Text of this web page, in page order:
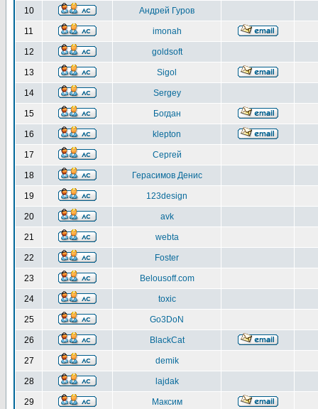
10 Андрей Гуров
11 imonah
12 goldsoft
13 Sigol
14 Sergey
15 Богдан
16 klepton
17 Сергей
18 Герасимов Денис
19 123design
20 avk
21 webta
22 Foster
23 Belousoff.com
24 toxic
25 Go3DoN
26 BlackCat
27 demik
28 lajdak
29 Максим